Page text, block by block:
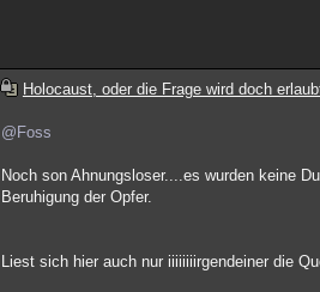
Holocaust, oder die Frage wird doch
@Foss
Noch son Ahnungsloser....es wurden keine
Beruhigung der Opfer.
Liest sich hier auch nur iiiiiiiirgendeiner die